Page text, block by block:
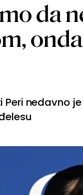
da
Peri nedavno